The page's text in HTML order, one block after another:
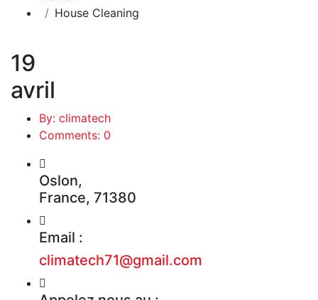
House Cleaning
19
avril
By: climatech
Comments: 0
Oslon,
France, 71380
Email :
climatech71@gmail.com